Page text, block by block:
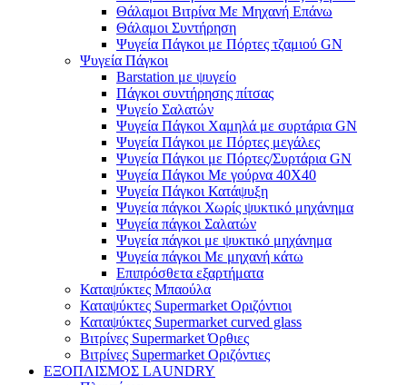
Θάλαμοι Βιτρίνα Με Μηχανή Επάνω
Θάλαμοι Συντήρηση
Ψυγεία Πάγκοι με Πόρτες τζαμιού GN
Ψυγεία Πάγκοι
Barstation με ψυγείο
Πάγκοι συντήρησης πίτσας
Ψυγείο Σαλατών
Ψυγεία Πάγκοι Χαμηλά με συρτάρια GN
Ψυγεία Πάγκοι με Πόρτες μεγάλες
Ψυγεία Πάγκοι με Πόρτες/Συρτάρια GN
Ψυγεία Πάγκοι Με γούρνα 40Χ40
Ψυγεία Πάγκοι Κατάψυξη
Ψυγεία πάγκοι Χωρίς ψυκτικό μηχάνημα
Ψυγεία πάγκοι Σαλατών
Ψυγεία πάγκοι με ψυκτικό μηχάνημα
Ψυγεία πάγκοι Με μηχανή κάτω
Επιπρόσθετα εξαρτήματα
Καταψύκτες Μπαούλα
Καταψύκτες Supermarket Οριζόντιοι
Καταψύκτες Supermarket curved glass
Βιτρίνες Supermarket Όρθιες
Βιτρίνες Supermarket Οριζόντιες
ΕΞΟΠΛΙΣΜΟΣ LAUNDRY